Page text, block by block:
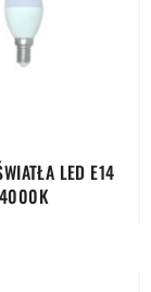
LED E14
4000K